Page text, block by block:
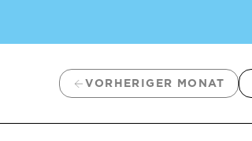
VORHERIGER MONAT